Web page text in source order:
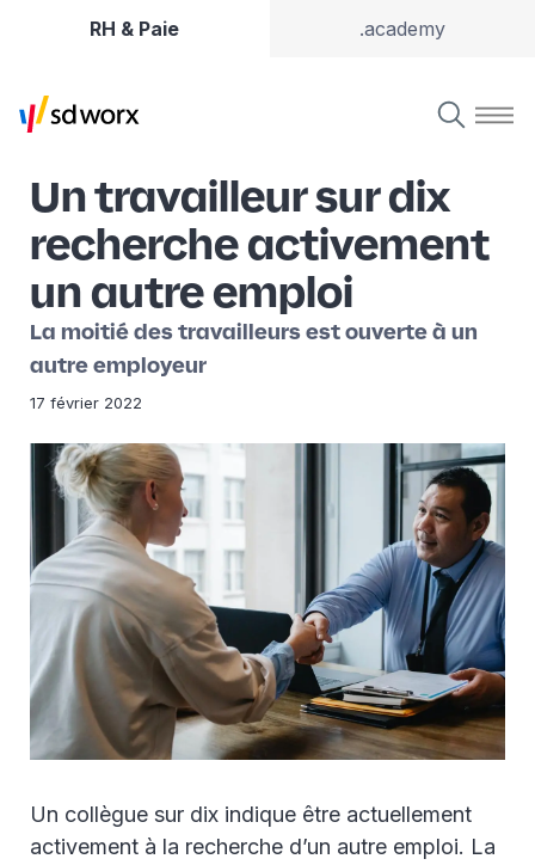
RH & Paie .academy
Un travailleur sur dix
recherche activement
un autre emploi
La moitié des travailleurs est ouverte à un
autre employeur
17 février 2022
Un collègue sur dix indique être actuellement
activement à la recherche d’un autre emploi. La